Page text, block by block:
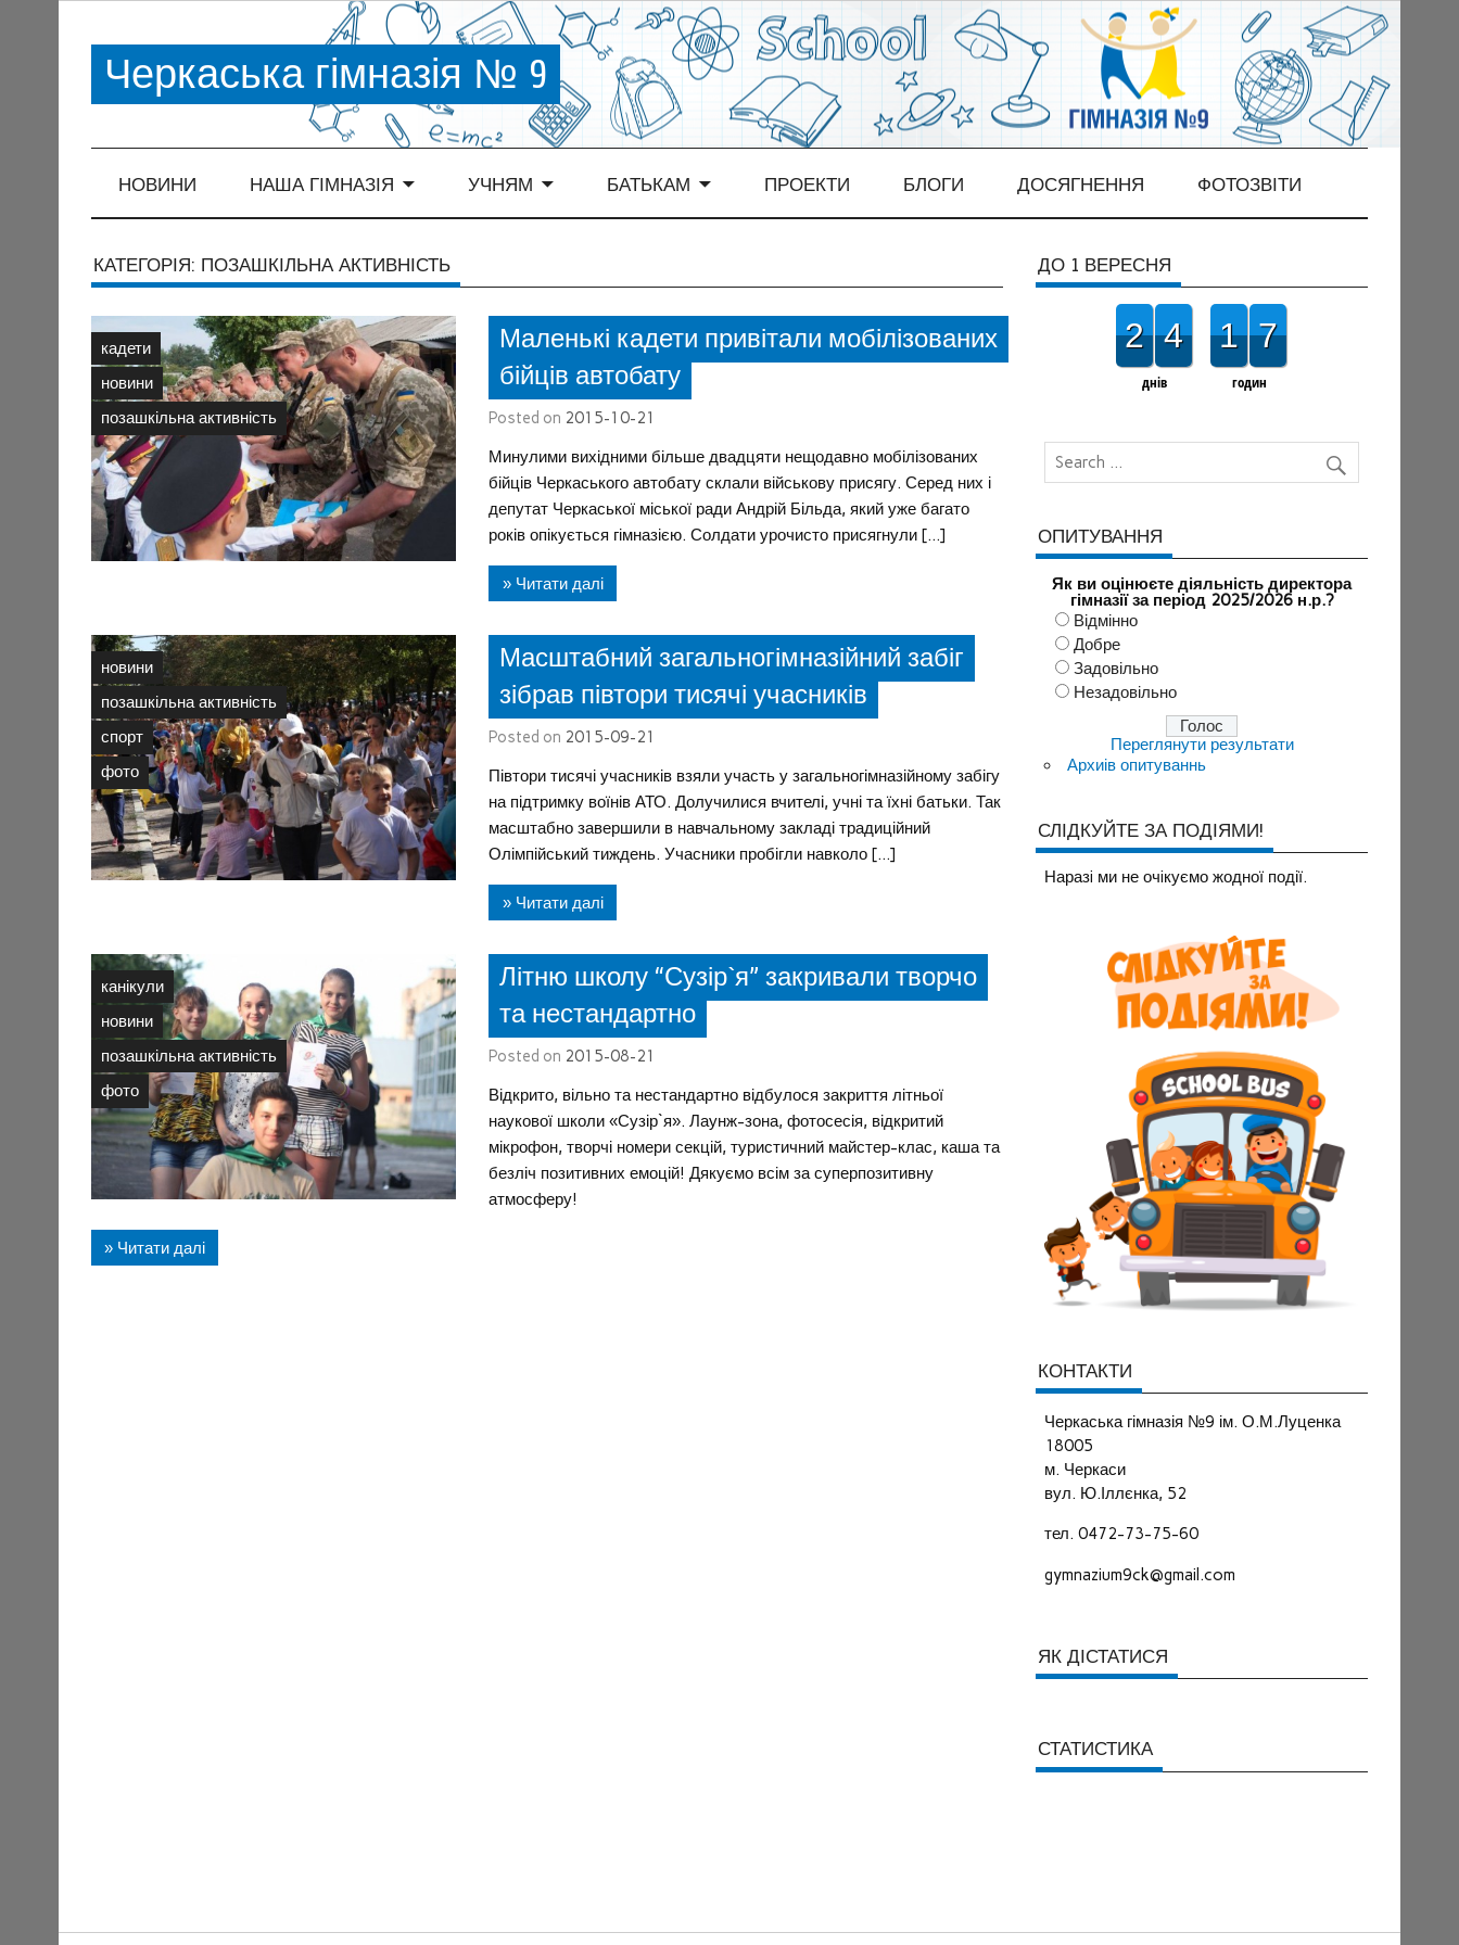
Черкаська гімназія № 9
НОВИНИ НАША ГІМНАЗІЯ УЧНЯМ БАТЬКАМ ПРОЕКТИ БЛОГИ ДОСЯГНЕННЯ ФОТОЗВІТИ
КАТЕГОРІЯ: ПОЗАШКІЛЬНА АКТИВНІСТЬ
кадети
новини
позашкільна активність
Маленькі кадети привітали мобілізованих
бійців автобату
Posted on 2015-10-21
Минулими вихідними більше двадцяти нещодавно мобілізованих
бійців Черкаського автобату склали військову присягу. Серед них і
депутат Черкаської міської ради Андрій Більда, який уже багато
років опікується гімназією. Солдати урочисто присягнули […]
» Читати далі
новини
позашкільна активність
спорт
фото
Масштабний загальногімназійний забіг
зібрав півтори тисячі учасників
Posted on 2015-09-21
Півтори тисячі учасників взяли участь у загальногімназійному забігу
на підтримку воїнів АТО. Долучилися вчителі, учні та їхні батьки. Так
масштабно завершили в навчальному закладі традиційний
Олімпійський тиждень. Учасники пробігли навколо […]
» Читати далі
канікули
новини
позашкільна активність
фото
Літню школу “Сузір`я” закривали творчо
та нестандартно
Posted on 2015-08-21
Відкрито, вільно та нестандартно відбулося закриття літньої
наукової школи «Сузір`я». Лаунж-зона, фотосесія, відкритий
мікрофон, творчі номери секцій, туристичний майстер-клас, каша та
безліч позитивних емоцій! Дякуємо всім за суперпозитивну
атмосферу!
» Читати далі
ДО 1 ВЕРЕСНЯ
2 4
днів
1 7
годин
ОПИТУВАННЯ
Як ви оцінюєте діяльність директора
гімназії за період 2025/2026 н.р.?
Відмінно
Добре
Задовільно
Незадовільно
Переглянути результати
Архиів опитуваннь
СЛІДКУЙТЕ ЗА ПОДІЯМИ!
Наразi ми не очiкуємо жодної події.
КОНТАКТИ
Черкаська гімназія №9 ім. О.М.Луценка
18005
м. Черкаси
вул. Ю.Іллєнка, 52
тел. 0472-73-75-60
gymnazium9ck@gmail.com
ЯК ДІСТАТИСЯ
СТАТИСТИКА